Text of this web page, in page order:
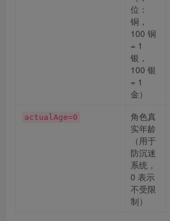
位：
铜，
100 铜
= 1
银，
100 银
= 1
金）
actualAge=0
角色真
实年龄
（用于
防沉迷
系统，
0 表示
不受限
制）